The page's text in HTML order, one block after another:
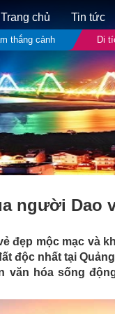
Trang chủ Tin tức
thắng cảnh Di
người Dao
đẹp mộc mạc và
độc nhất tại
văn hóa sống